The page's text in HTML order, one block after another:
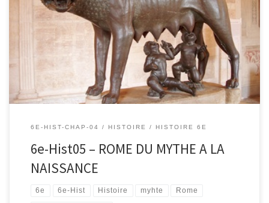
6E-HIST-CHAP-04 HISTOIRE HISTOIRE 6E
6e-Hist05 – ROME DU MYTHE A LA
NAISSANCE
6e 6e-Hist Histoire myhte Rome